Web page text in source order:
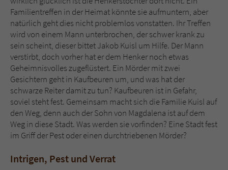
Familientreffen in der Heimat könnte sie aufmuntern, aber
natürlich geht dies nicht problemlos vonstatten. Ihr Treffen
wird von einem Mann unterbrochen, der schwer krank zu
sein scheint, dieser bittet Jakob Kuisl um Hilfe. Der Mann
verstirbt, doch vorher hat er dem Henker noch etwas
Geheimnisvolles zugeflüstert. Ein Mörder mit zwei
Gesichtern geht in Kaufbeuren um, und was hat der
schwarze Reiter damit zu tun? Kaufbeuren ist in Gefahr,
soviel steht fest. Gemeinsam macht sich die Familie Kuisl auf
den Weg, denn auch der Sohn von Magdalena ist auf dem
Weg in diese Stadt. Was werden sie vorfinden? Eine Stadt fest
im Griff der Pest oder einen durchtriebenen Mörder?
Intrigen, Pest und Verrat
Sicherheitscode des Kontaktformulars zu
überprüfen.